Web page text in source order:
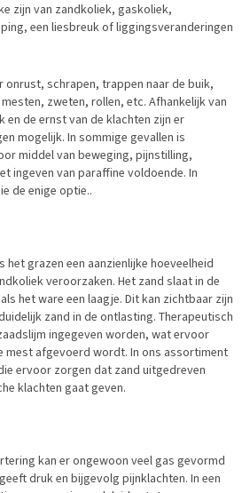
zijn van zandkoliek, gaskoliek,
een liesbreuk of liggingsveranderingen
onrust, schrapen, trappen naar de buik,
zweten, rollen, etc. Afhankelijk van
de ernst van de klachten zijn er
mogelijk. In sommige gevallen is
middel van beweging, pijnstilling,
ingeven van paraffine voldoende. In
de enige optie..
het grazen een aanzienlijke hoeveelheid
veroorzaken. Het zand slaat in de
het ware een laagje. Dit kan zichtbaar zijn
zand in de ontlasting. Therapeutisch
ingegeven worden, wat ervoor
mest afgevoerd wordt. In ons assortiment
ervoor zorgen dat zand uitgedreven
klachten gaat geven.
kan er ongewoon veel gas gevormd
druk en bijgevolg pijnklachten. In een